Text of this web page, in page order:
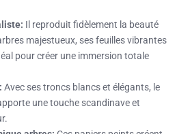
Il reproduit fidèlement la beauté
majestueux, ses feuilles vibrantes
pour créer une immersion totale
Avec ses troncs blancs et élégants, le
une touche scandinave et